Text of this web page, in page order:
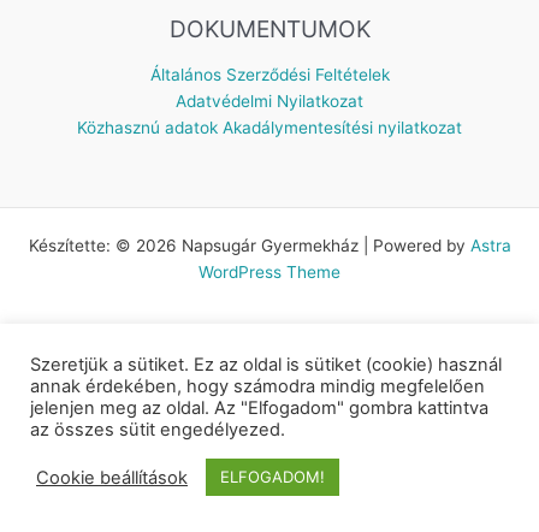
DOKUMENTUMOK
Általános Szerződési Feltételek
Adatvédelmi Nyilatkozat
Közhasznú adatok Akadálymentesítési nyilatkozat
Készítette: © 2026 Napsugár Gyermekház | Powered by Astra
WordPress Theme
Szeretjük a sütiket. Ez az oldal is sütiket (cookie) használ
annak érdekében, hogy számodra mindig megfelelően
jelenjen meg az oldal. Az "Elfogadom" gombra kattintva
az összes sütit engedélyezed.
Cookie beállítások ELFOGADOM!